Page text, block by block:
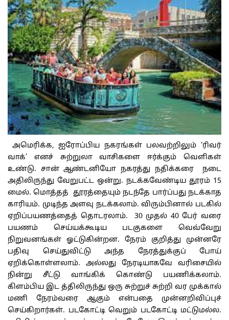
அமெரிக்க, ஐரோப்பிய நகரங்கள் பலவற்றிலும் ‘ரிவர்
வாக்’ எனச் சுற்றுலா வாசிகளை ஈர்க்கும் வெளிகள்
உண்டு. சான் ஆண்டனியோ நகரத்து நதிக்கரை
நடை
அதிலிருந்து வேறுபட்ட ஒன்று. நடக்கவேண்டிய தூரம் 15
மைல். மொத்தத் தூரத்தையும் நடந்தே பார்ப்பது நடக்காத
காரியம். முடிந்த அளவு நடக்கலாம். விரும்பினால் படகில்
ஏறிப்பயணத்தைத் தொடரலாம். 30 முதல் 40 பேர் வரை
பயணம் செய்யக்கூடிய படகுகளை வெவ்வேறு
நிறுவனங்கள் ஓட்டுகின்றன. நேரம் குறித்து முன்னரே
பதிவு செய்துவிட்டு அந்த நேரத்துக்குப் போய்
ஏறிக்கொள்ளலாம். அல்லது நேரடியாகவே வரிசையில்
நின்று சீட்டு வாங்கிக் கொண்டு பயணிக்கலாம்.
கிளம்பிய இட த்திலிருந்து ஒரு சுற்றுச் சுற்றி வர முக்கால்
மணி நேரம்வரை ஆகும் என்பதை முன்னறிவிப்புச்
செய்கிறார்கள். படகோட்டி வெறும் படகோட்டி மட்டுமல்ல.